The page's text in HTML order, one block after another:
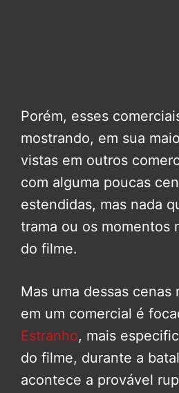
Porém, esses
mostrando, em sua
vistas em outros
com alguma poucas
estendidas, mas nada
trama ou os momentos
do filme.
Mas uma dessas cenas
em um comercial é
Estranho, mais
do filme, durante a
acontece a provável